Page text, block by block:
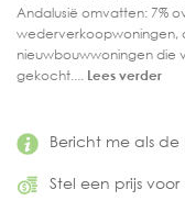
Bericht me als de
Stel een prijs voor
Andalusië omvatten: 7%
wederverkoopwoningen,
nieuwbouwwoningen die
gekocht.... Lees verder